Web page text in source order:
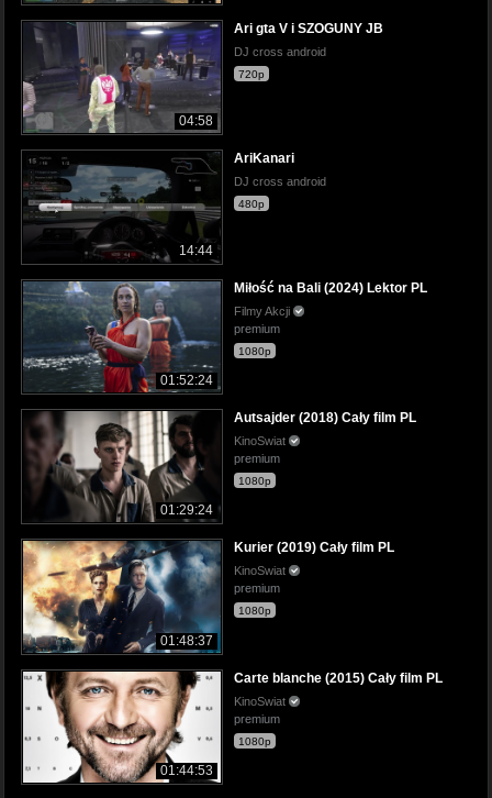
04:58
Ari gta V i SZOGUNY JB
DJ cross android
720p
14:44
AriKanari
DJ cross android
480p
01:52:24
Miłość na Bali (2024) Lektor PL
Filmy Akcji
premium
1080p
01:29:24
Autsajder (2018) Cały film PL
KinoSwiat
premium
1080p
01:48:37
Kurier (2019) Cały film PL
KinoSwiat
premium
1080p
01:44:53
Carte blanche (2015) Cały film PL
KinoSwiat
premium
1080p